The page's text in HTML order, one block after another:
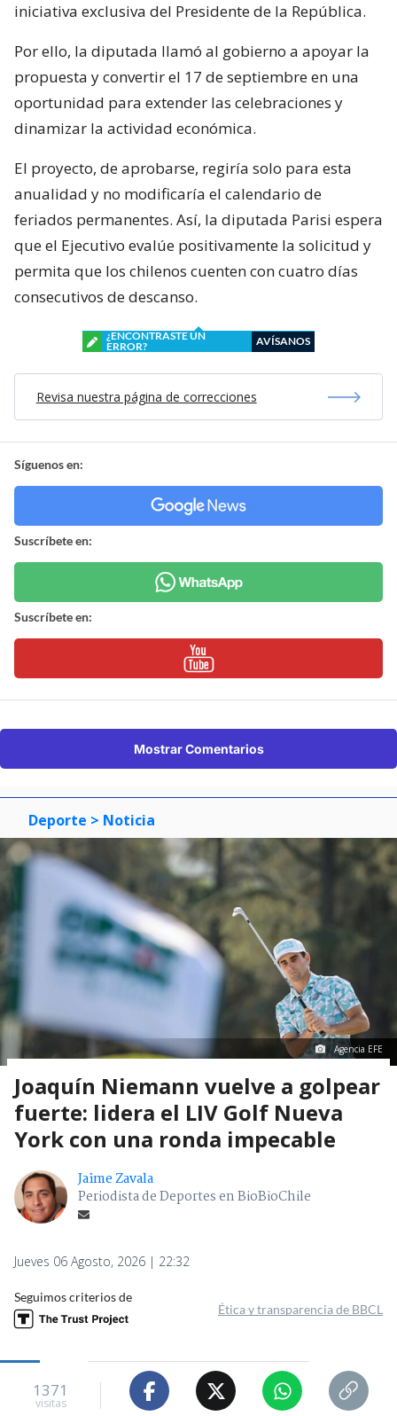
iniciativa exclusiva del Presidente de la República.
Por ello, la diputada llamó al gobierno a apoyar la
propuesta y convertir el 17 de septiembre en una
oportunidad para extender las celebraciones y
dinamizar la actividad económica.
El proyecto, de aprobarse, regiría solo para esta
anualidad y no modificaría el calendario de
feriados permanentes. Así, la diputada Parisi espera
que el Ejecutivo evalúe positivamente la solicitud y
permita que los chilenos cuenten con cuatro días
consecutivos de descanso.
¿ENCONTRASTE UN
ERROR?
AVÍSANOS
Revisa nuestra página de correcciones
Síguenos en:
Suscríbete en:
Suscríbete en:
Mostrar Comentarios
Deporte > Noticia
Agencia EFE
Joaquín Niemann vuelve a golpear
fuerte: lidera el LIV Golf Nueva
York con una ronda impecable
Jaime Zavala
Periodista de Deportes en BioBioChile
Jueves 06 Agosto, 2026 | 22:32
Seguimos criterios de
Ética y transparencia de BBCL
1371
visitas